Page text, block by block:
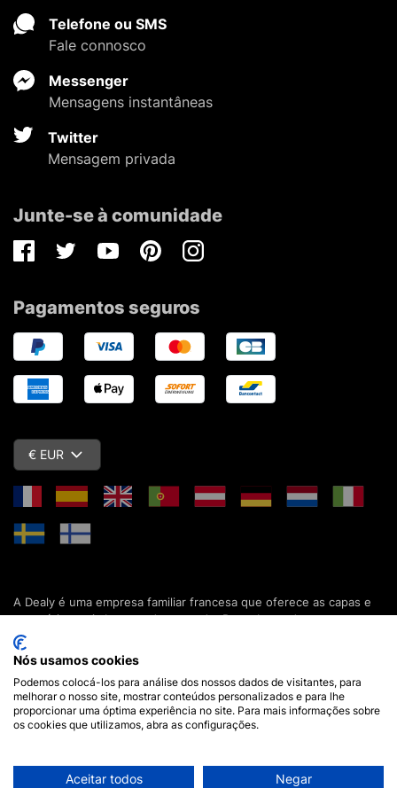
Telefone ou SMS
Fale connosco
Messenger
Mensagens instantâneas
Twitter
Mensagem privada
Junte-se à comunidade
FacebookTwitterYoutubePinterestInstagram
Pagamentos seguros
€ EUR
A Dealy é uma empresa familiar francesa que oferece as capas e
acessórios mais baratos do mercado. Descubra todas as nossas
colecções de capas, estojos, protecções de ecrã e acessórios
para o seu smartphone, tablet, computador ou relógio conectado.
Desde 2012, apresentamos novidades todos os dias para lhe
oferecer ainda mais opções de escolha. Mais de 600.000 clientes
em França e em todo o mundo já confiam na Dealy. Se tiver
alguma pergunta, a nossa equipa está disponível 7 dias por
Nós usamos cookies
Podemos colocá-los para análise dos nossos dados de visitantes, para
melhorar o nosso site, mostrar conteúdos personalizados e para lhe
proporcionar uma óptima experiência no site. Para mais informações sobre
os cookies que utilizamos, abra as configurações.
Aceitar todos Negar